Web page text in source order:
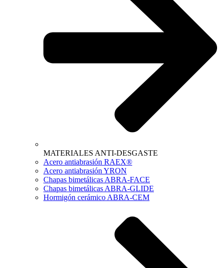
MATERIALES ANTI-DESGASTE
Acero antiabrasión RAEX®
Acero antiabrasión YRON
Chapas bimetálicas ABRA-FACE
Chapas bimetálicas ABRA-GLIDE
Hormigón cerámico ABRA-CEM